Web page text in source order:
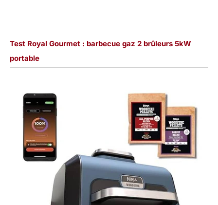
Test Royal Gourmet : barbecue gaz 2 brûleurs 5kW
portable